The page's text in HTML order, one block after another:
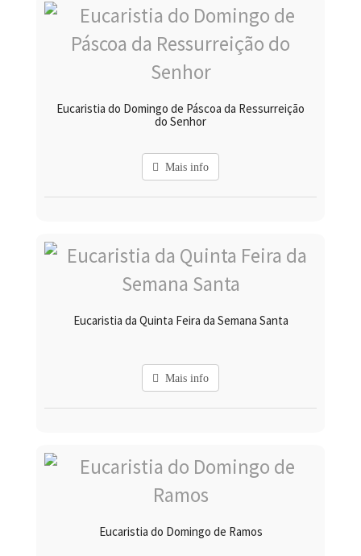
Eucaristia do Domingo de Páscoa da Ressurreição
do Senhor
Mais info
Eucaristia da Quinta Feira da Semana Santa
Mais info
Eucaristia do Domingo de Ramos